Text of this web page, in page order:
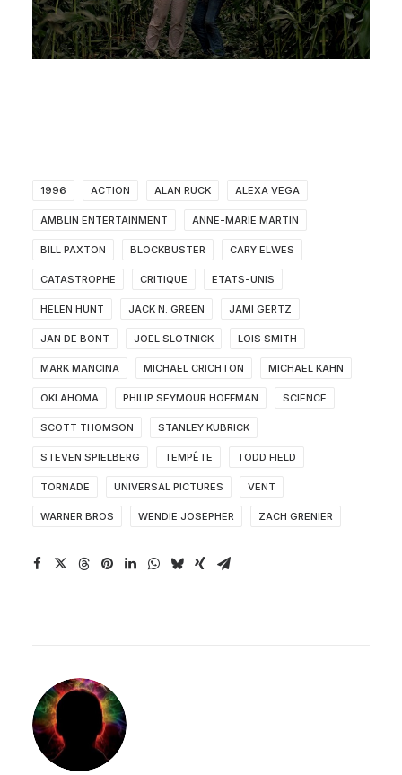
1996 ACTION ALAN RUCK ALEXA VEGA
AMBLIN ENTERTAINMENT ANNE-MARIE MARTIN
BILL PAXTON BLOCKBUSTER CARY ELWES
CATASTROPHE CRITIQUE ETATS-UNIS
HELEN HUNT JACK N. GREEN JAMI GERTZ
JAN DE BONT JOEL SLOTNICK LOIS SMITH
MARK MANCINA MICHAEL CRICHTON MICHAEL KAHN
OKLAHOMA PHILIP SEYMOUR HOFFMAN SCIENCE
SCOTT THOMSON STANLEY KUBRICK
STEVEN SPIELBERG TEMPÊTE TODD FIELD
TORNADE UNIVERSAL PICTURES VENT
WARNER BROS WENDIE JOSEPHER ZACH GRENIER